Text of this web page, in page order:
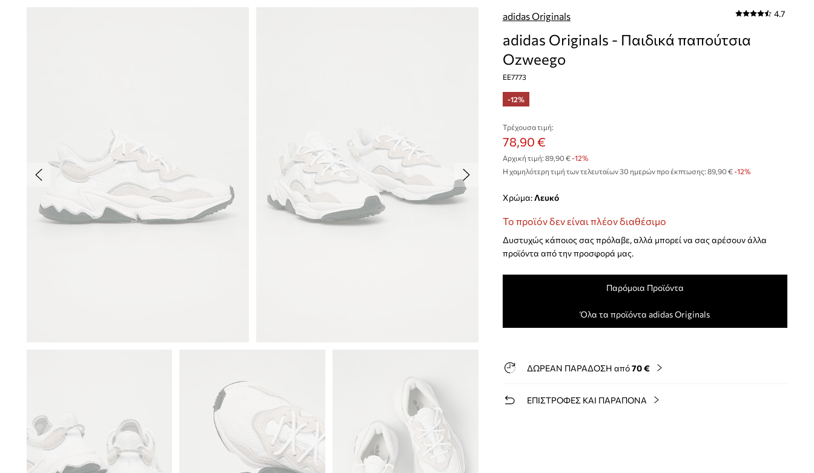
adidas Originals 4.7
adidas Originals - Παιδικά παπούτσια
Ozweego
EE7773
-12%
Τρέχουσα τιμή:
78,90 €
Αρχική τιμή: 89,90 €-12%
Η χαμηλότερη τιμή των τελευταίων 30 ημερών προ έκπτωσης: 89,90 € -12%
Χρώμα: λευκό
Το προϊόν δεν είναι πλέον διαθέσιμο
Δυστυχώς κάποιος σας πρόλαβε, αλλά μπορεί να σας αρέσουν άλλα
προϊόντα από την προσφορά μας.
Παρόμοια Προϊόντα
Όλα τα προϊόντα adidas Originals
ΔΩΡΕΑΝ ΠΑΡΑΔΟΣΗ από70 €
ΕΠΙΣΤΡΟΦΕΣ ΚΑΙ ΠΑΡΑΠΟΝΑ